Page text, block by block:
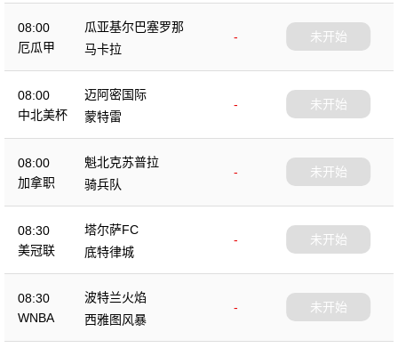
08:00
厄瓜甲
瓜亚基尔巴塞罗那
-
马卡拉
未开始
08:00
中北美杯
迈阿密国际
-
蒙特雷
未开始
08:00
加拿职
魁北克苏普拉
-
骑兵队
未开始
08:30
美冠联
塔尔萨FC
-
底特律城
未开始
08:30
WNBA
波特兰火焰
-
西雅图风暴
未开始